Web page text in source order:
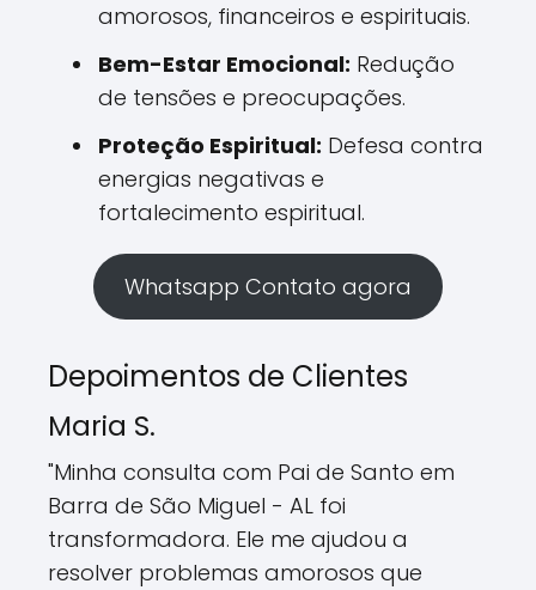
amorosos, financeiros e espirituais.
Bem-Estar Emocional: Redução
de tensões e preocupações.
Proteção Espiritual: Defesa contra
energias negativas e
fortalecimento espiritual.
Whatsapp Contato agora
Depoimentos de Clientes
Maria S.
"Minha consulta com Pai de Santo em
Barra de São Miguel - AL foi
transformadora. Ele me ajudou a
resolver problemas amorosos que